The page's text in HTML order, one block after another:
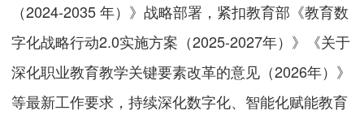
（2024-2035 年）》战略部署，紧扣教育部《教育数
字化战略行动2.0实施方案（2025-2027年）》《关于
深化职业教育教学关键要素改革的意见（2026年）》
等最新工作要求，持续深化数字化、智能化赋能教育